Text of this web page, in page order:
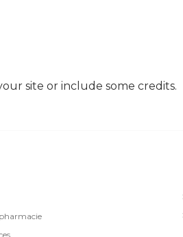
site or include some credits.